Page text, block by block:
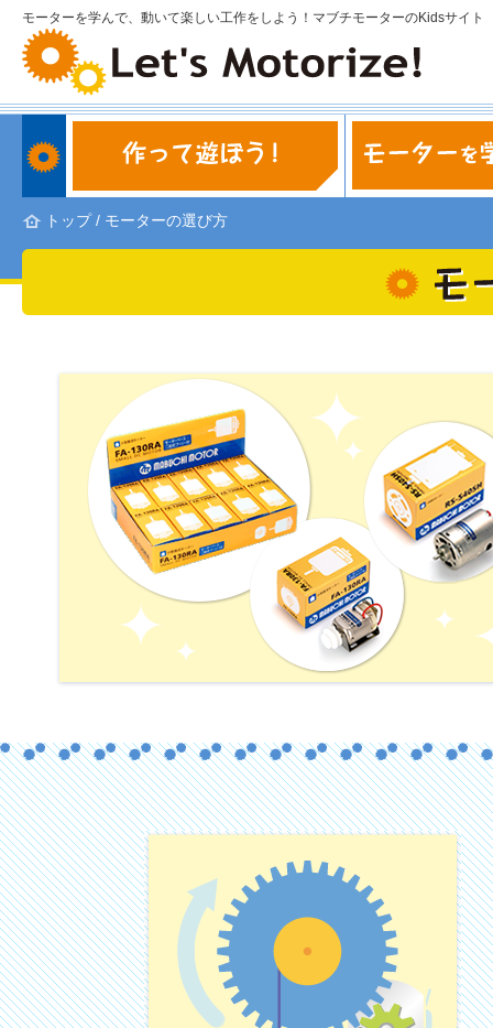
モーターを学んで、動いて楽しい工作をしよう！マブチモーターのKidsサイト
トップ/ モーターの選び方